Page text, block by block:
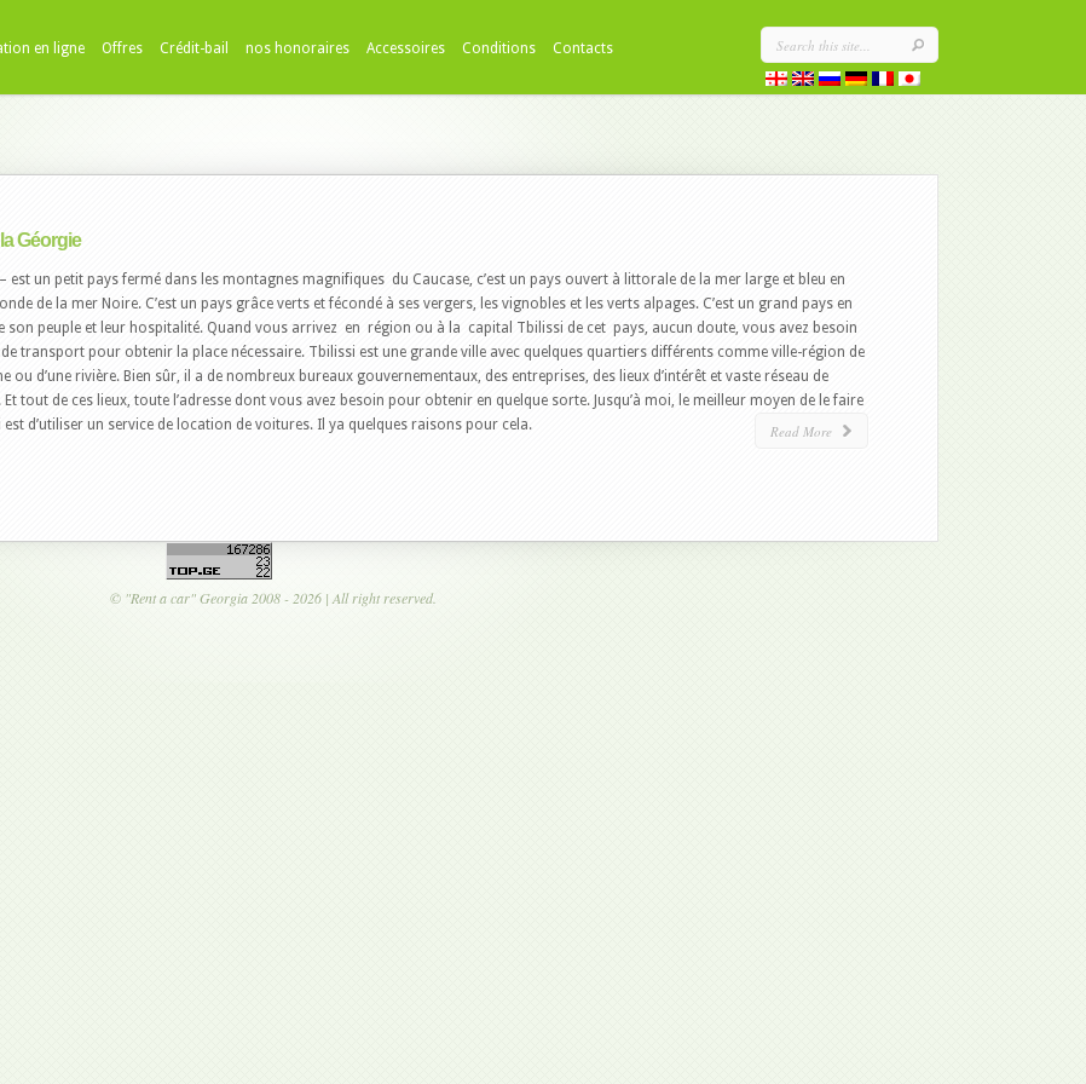
en ligne Offres Crédit-bail nos honoraires Accessoires Conditions Contacts
Géorgie
est un petit pays fermé dans les montagnes magnifiques du Caucase, c’est un pays ouvert à littorale de la mer large et bleu en
de la mer Noire. C’est un pays grâce verts et fécondé à ses vergers, les vignobles et les verts alpages. C’est un grand pays en
son peuple et leur hospitalité. Quand vous arrivez en région ou à la capital Tbilissi de cet pays, aucun doute, vous avez besoin
de transport pour obtenir la place nécessaire. Tbilissi est une grande ville avec quelques quartiers différents comme ville-région de
ou d’une rivière. Bien sûr, il a de nombreux bureaux gouvernementaux, des entreprises, des lieux d’intérêt et vaste réseau de
Et tout de ces lieux, toute l’adresse dont vous avez besoin pour obtenir en quelque sorte. Jusqu’à moi, le meilleur moyen de le faire
est d’utiliser un service de location de voitures. Il ya quelques raisons pour cela.
Read More
© "Rent a car"Georgia 2008 - 2026 | All right reserved.